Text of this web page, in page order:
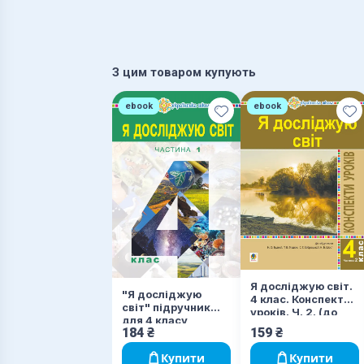
З цим товаром купують
ebook
"Я досліджую
світ" підручник
для 4 класу
закладів загальної
середньої освіти (у
2-х частинах)
184 ₴
Купити
ebook
Я досліджую світ.
4 клас. Конспекти
уроків. Ч. 2. (до
підр. Будна Н.О.,
Гладюк Т.В. та ін.)
НУШ
159 ₴
Купити